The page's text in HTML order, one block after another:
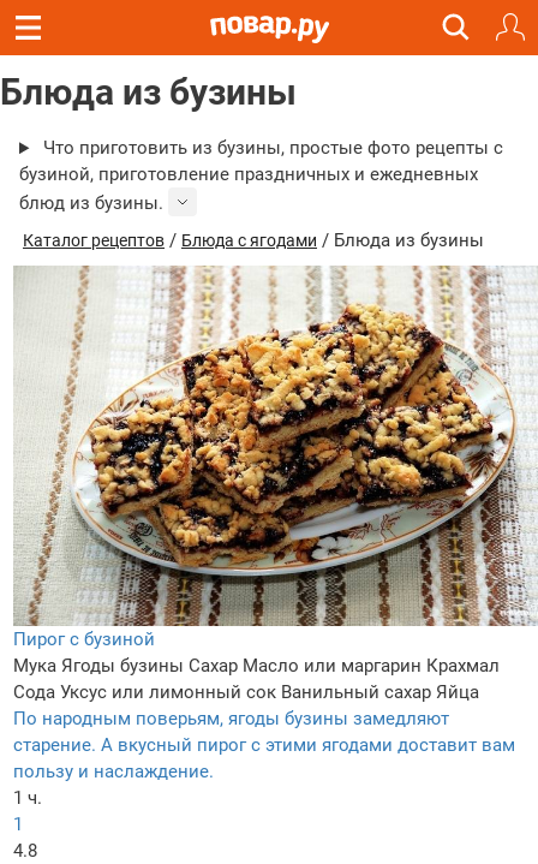
Блюда из бузины
Что приготовить из бузины, простые фото рецепты с
бузиной, приготовление праздничных и ежедневных
блюд из бузины.
Каталог рецептов / Блюда с ягодами / Блюда из бузины
Пирог с бузиной
Мука Ягоды бузины Сахар Масло или маргарин Крахмал
Сода Уксус или лимонный сок Ванильный сахар Яйца
По народным поверьям, ягоды бузины замедляют
старение. А вкусный пирог с этими ягодами доставит вам
пользу и наслаждение.
1 ч.
1
4.8